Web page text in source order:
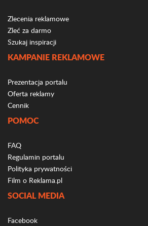
Zlecenia reklamowe
Zleć za darmo
Szukaj inspiracji
KAMPANIE REKLAMOWE
Prezentacja portalu
Oferta reklamy
Cennik
POMOC
FAQ
Regulamin portalu
Polityka prywatności
Film o Reklama.pl
SOCIAL MEDIA
Facebook